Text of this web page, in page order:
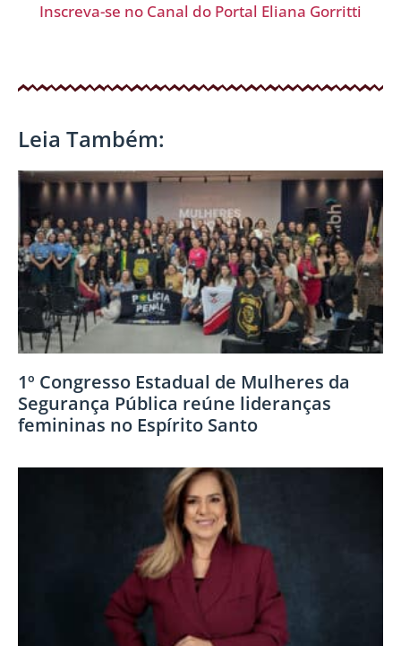
Inscreva-se no Canal do Portal Eliana Gorritti
Leia Também:
1º Congresso Estadual de Mulheres da
Segurança Pública reúne lideranças
femininas no Espírito Santo